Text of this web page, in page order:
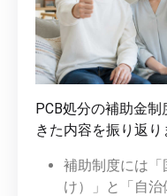
PCB処分の補助金
きた内容を振り返り
補助制度には「
け）」と「自